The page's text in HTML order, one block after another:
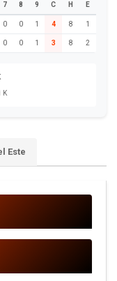
7 8 9 C H E
0 0 1 4 8 1
0 0 1 3 8 2
K
Este